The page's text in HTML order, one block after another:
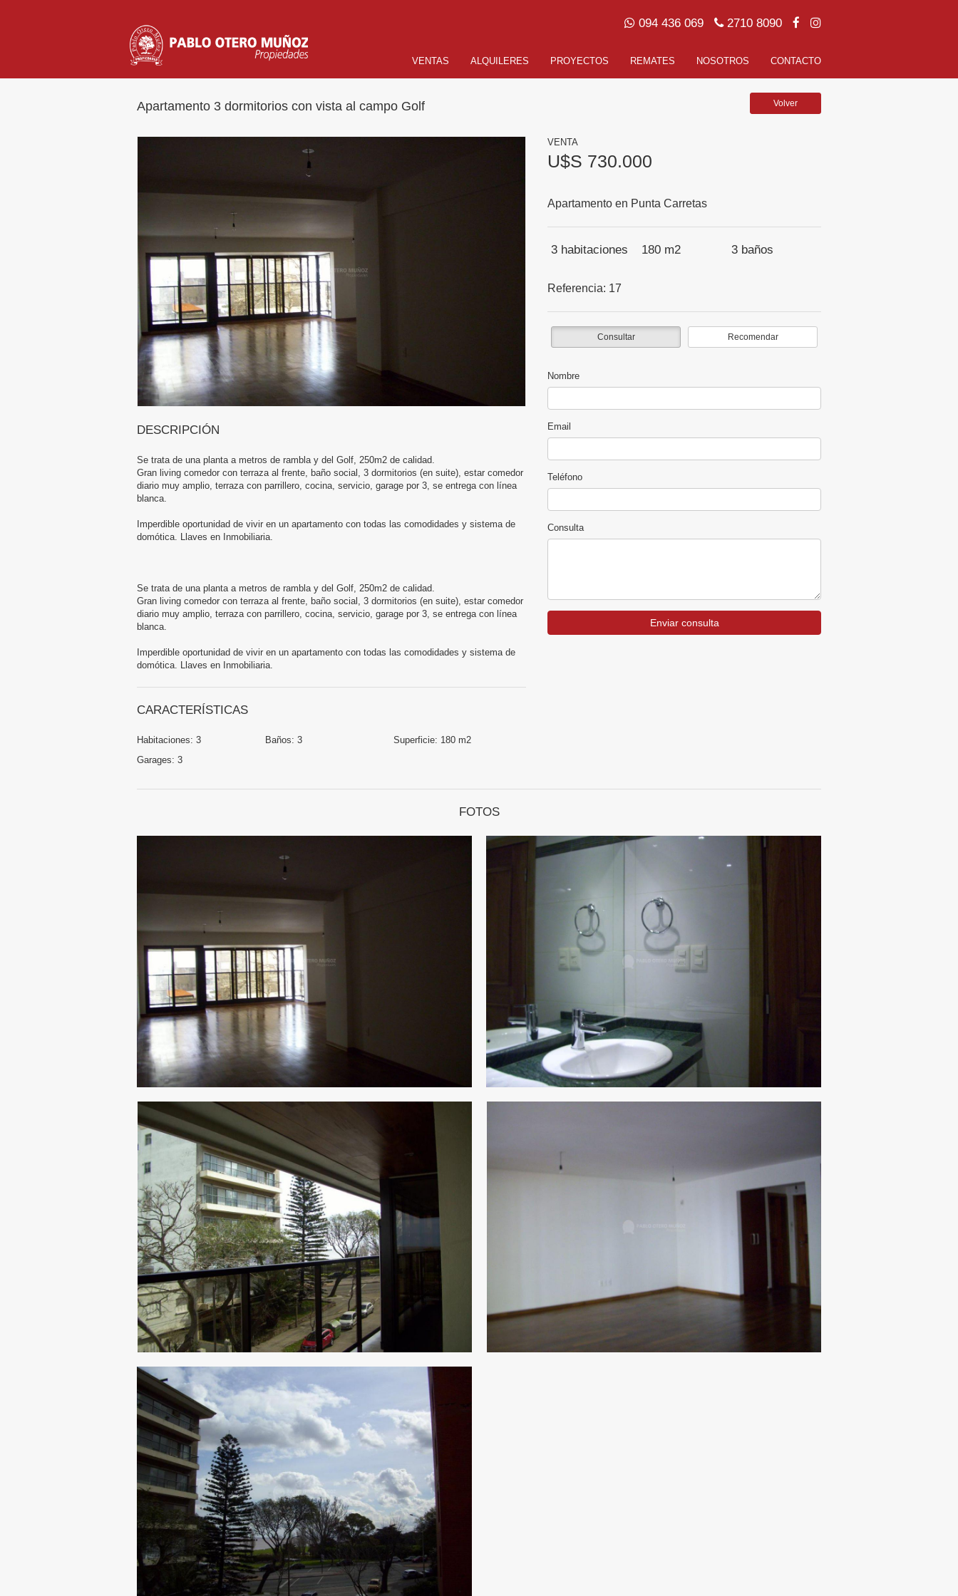
094 436 069 2710 8090
CONTACTO
NOSOTROS
REMATES
PROYECTOS
ALQUILERES
VENTAS
Volver
Apartamento 3 dormitorios con vista al campo Golf
DESCRIPCIÓN
Se trata de una planta a metros de rambla y del Golf, 250m2 de calidad.
Gran living comedor con terraza al frente, baño social, 3 dormitorios (en suite), estar comedor
diario muy amplio, terraza con parrillero, cocina, servicio, garage por 3, se entrega con línea
blanca.
Imperdible oportunidad de vivir en un apartamento con todas las comodidades y sistema de
domótica. Llaves en Inmobiliaria.
Se trata de una planta a metros de rambla y del Golf, 250m2 de calidad.
Gran living comedor con terraza al frente, baño social, 3 dormitorios (en suite), estar comedor
diario muy amplio, terraza con parrillero, cocina, servicio, garage por 3, se entrega con línea
blanca.
Imperdible oportunidad de vivir en un apartamento con todas las comodidades y sistema de
domótica. Llaves en Inmobiliaria.
CARACTERÍSTICAS
Habitaciones: 3 Baños: 3 Superficie: 180 m2
Garages: 3
VENTA
U$S 730.000
Apartamento en Punta Carretas
3 habitaciones 180 m2 3 baños
Referencia: 17
Consultar Recomendar
Nombre
Email
Teléfono
Consulta
Enviar consulta
FOTOS